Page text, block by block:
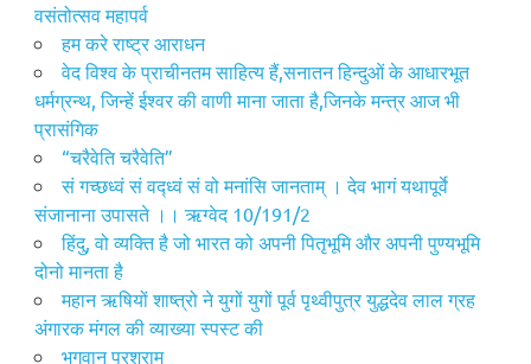
वसंतोत्सव महापर्व
हम करे राष्ट्र आराधन
वेद विश्व के प्राचीनतम साहित्य हैं,सनातन हिन्दुओं के आधारभूत
धर्मग्रन्थ, जिन्हें ईश्वर की वाणी माना जाता है,जिनके मन्त्र आज भी
प्रासंगिक
“चरैवेति चरैवेति”
सं गच्छध्वं सं वद्ध्वं सं वो मनांसि जानताम् । देव भागं यथापूर्वे
संजानाना उपासते ।। ऋग्वेद 10/191/2
हिंदु, वो व्यक्ति है जो भारत को अपनी पितृभूमि और अपनी पुण्यभूमि
दोनो मानता है
महान ऋषियों शाष्त्रो ने युगों युगों पूर्व पृथ्वीपुत्र युद्धदेव लाल ग्रह
अंगारक मंगल की व्याख्या स्पस्ट की
भगवान् परशुराम